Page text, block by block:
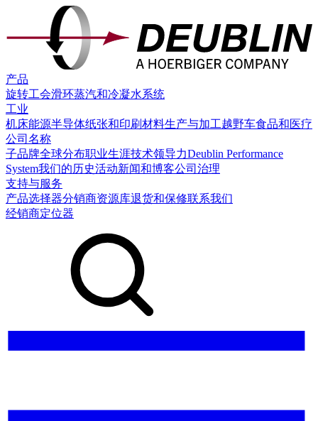
产品
旋转工会滑环蒸汽和冷凝水系统
工业
机床能源半导体纸张和印刷材料生产与加工越野车食品和医疗
公司名称
子品牌全球分布职业生涯技术领导力Deublin Performance
System我们的历史活动新闻和博客公司治理
支持与服务
产品选择器分销商资源库退货和保修联系我们
经销商定位器